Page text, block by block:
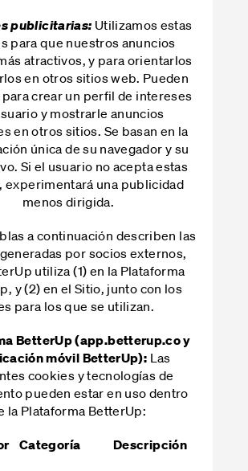
publicitarias: Utilizamos estas
para que nuestros anuncios
atractivos, y para orientarlos
en otros sitios web. Pueden
crear un perfil de intereses
y mostrarle anuncios
en otros sitios. Se basan en la
única de su navegador y su
Si el usuario no acepta estas
experimentará una publicidad
menos dirigida.
a continuación describen las
por socios externos,
utiliza (1) en la Plataforma
y (2) en el Sitio, junto con los
para los que se utilizan.
BetterUp (app.betterup.co y
móvil BetterUp): Las
cookies y tecnologías de
pueden estar en uso dentro
la Plataforma BetterUp:
Categoría Descripción